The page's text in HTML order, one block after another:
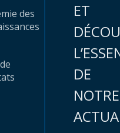
des
ET
DE
NOTRE